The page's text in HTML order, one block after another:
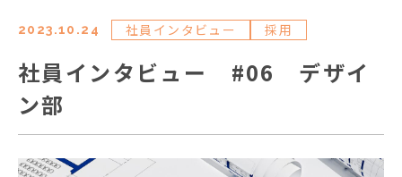
2023.10.24 社員インタビュー 採用
社員インタビュー #06 デザイ
ン部